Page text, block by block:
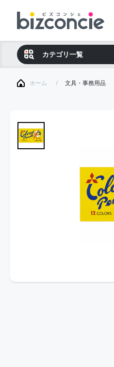
カテゴリ一覧
ホーム 文具・事務用品